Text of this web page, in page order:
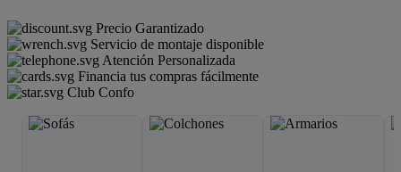
Precio Garantizado
Servicio de montaje disponible
Atención Personalizada
Financia tus compras fácilmente
Club Confo